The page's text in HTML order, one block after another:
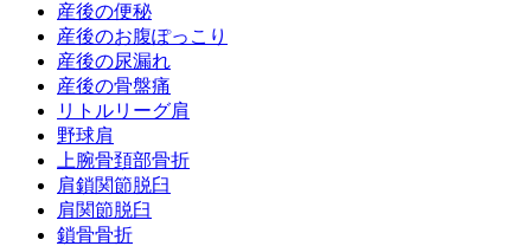
産後の便秘
産後のお腹ぽっこり
産後の尿漏れ
産後の骨盤痛
リトルリーグ肩
野球肩
上腕骨頚部骨折
肩鎖関節脱臼
肩関節脱臼
鎖骨骨折